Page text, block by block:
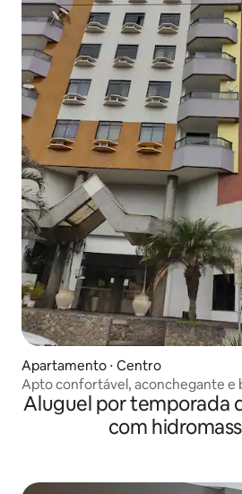
Apartamento ⋅ Centro
Apto confortável, aconchegante e
Aluguel por temporada
com